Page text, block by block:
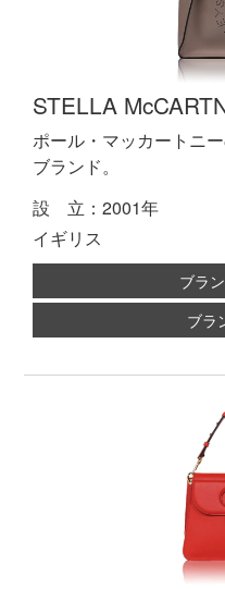
STELLA
ポール・マッカートニ
ブランド。
設 立：2001年
イギリス
ブラ
ブラ